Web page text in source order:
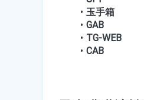
玉手箱
GAB
TG-WEB
CAB